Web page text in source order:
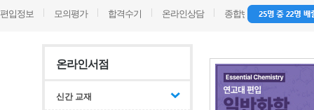
편입정보 모의평가 합격수기 온라인상담 종합반 방문상담
온라인서점
신간 교재